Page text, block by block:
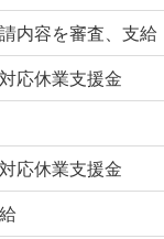
内容を審査、支給
応休業支援金
応休業支援金